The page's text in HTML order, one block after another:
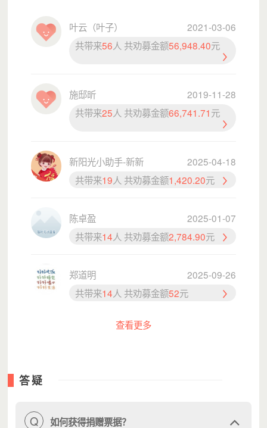
叶云（叶子）
2021-03-06
共带来56人 共劝募金额56,948.40元
施邸昕
2019-11-28
共带来25人 共劝募金额66,741.71元
新阳光小助手-新新
2025-04-18
共带来19人 共劝募金额1,420.20元
陈卓盈
2025-01-07
共带来14人 共劝募金额2,784.90元
郑道明
2025-09-26
共带来14人 共劝募金额52元
查看更多
答疑
Q 如何获得捐赠票据？